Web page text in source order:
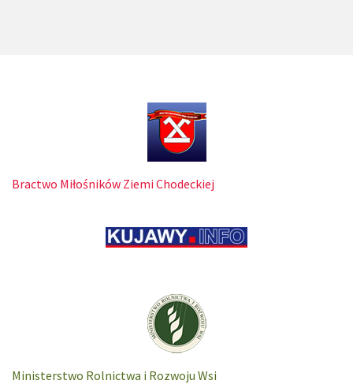
Bractwo Miłośników Ziemi Chodeckiej
Ministerstwo Rolnictwa i Rozwoju Wsi